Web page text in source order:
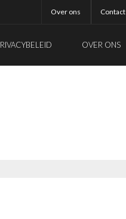
Over ons Contact
OVER ONS